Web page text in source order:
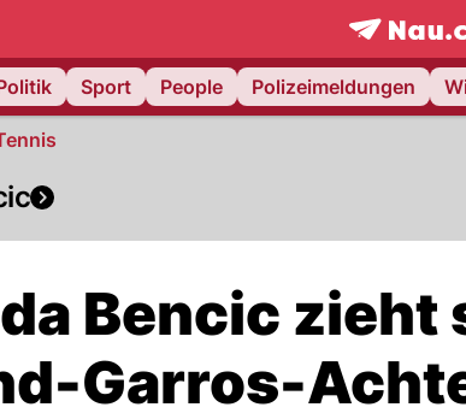
frontpage.
Sport People Polizeimeldungen
Bencic zieht
Garros-